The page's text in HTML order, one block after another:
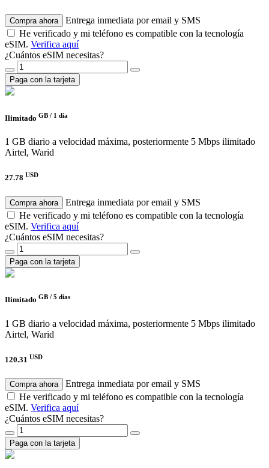
Compra ahora
Entrega inmediata por email y SMS
He verificado y mi teléfono es compatible con la tecnología
eSIM. Verifica aquí
¿Cuántos eSIM necesitas?
Paga con la tarjeta
Ilimitado GB / 1 día
1 GB diario a velocidad máxima, posteriormente 5 Mbps ilimitado
Airtel, Warid
27.78 USD
Compra ahora
Entrega inmediata por email y SMS
He verificado y mi teléfono es compatible con la tecnología
eSIM. Verifica aquí
¿Cuántos eSIM necesitas?
Paga con la tarjeta
Ilimitado GB / 5 días
1 GB diario a velocidad máxima, posteriormente 5 Mbps ilimitado
Airtel, Warid
120.31 USD
Compra ahora
Entrega inmediata por email y SMS
He verificado y mi teléfono es compatible con la tecnología
eSIM. Verifica aquí
¿Cuántos eSIM necesitas?
Paga con la tarjeta